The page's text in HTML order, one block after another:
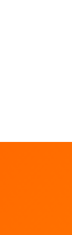
de LALUX
de
le youtube de
sur